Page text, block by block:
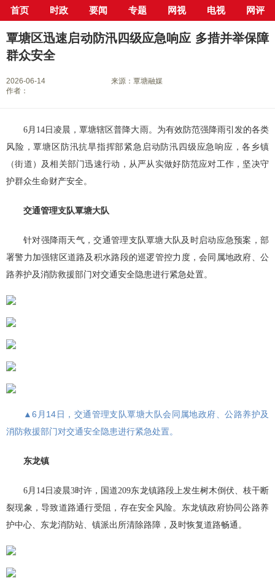
首页 时政 要闻 专题 网视 电视 网评
当前位置： 首页> 新闻中心> 县市区> 覃塘区> 正文
覃塘区迅速启动防汛四级应急响应 多措并举保障
群众安全
2026-06-14
来源：覃塘融媒
作者：
6月14日凌晨，覃塘辖区普降大雨。为有效防范强降雨引发的各类
风险，覃塘区防汛抗旱指挥部紧急启动防汛四级应急响应，各乡镇
（街道）及相关部门迅速行动，从严从实做好防范应对工作，坚决守
护群众生命财产安全。
交通管理支队覃塘大队
针对强降雨天气，交通管理支队覃塘大队及时启动应急预案，部
署警力加强辖区道路及积水路段的巡逻管控力度，会同属地政府、公
路养护及消防救援部门对交通安全隐患进行紧急处置。
▲6月14日，交通管理支队覃塘大队会同属地政府、公路养护及
消防救援部门对交通安全隐患进行紧急处置。
东龙镇
6月14日凌晨3时许，国道209东龙镇路段上发生树木倒伏、枝干断
裂现象，导致道路通行受阻，存在安全风险。东龙镇政府协同公路养
护中心、东龙消防站、镇派出所清除路障，及时恢复道路畅通。